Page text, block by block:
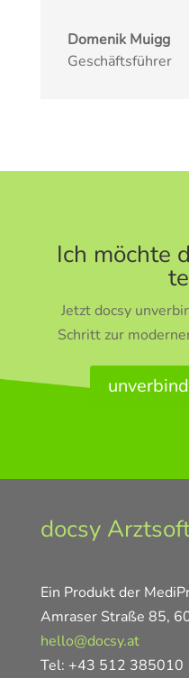
Domenik Muigg
Geschäftsführer
Ich möchte
Jetzt docsy
Schritt zur
docsy
Ein Produkt der
Amraser Straße 85,
hello@docsy.at
Tel: +43 512 385010